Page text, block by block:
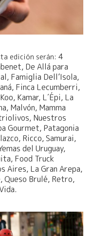
edición serán: 4
De Allá para
Famiglia Dell’Isola,
Finca Lecumberri,
Kamar, L´Épi, La
Malvón, Mamma
Nuestros
Gourmet, Patagonia
Ricco, Samurai,
del Uruguay,
Food Truck
Aires, La Gran Arepa,
Queso Brulé, Retro,